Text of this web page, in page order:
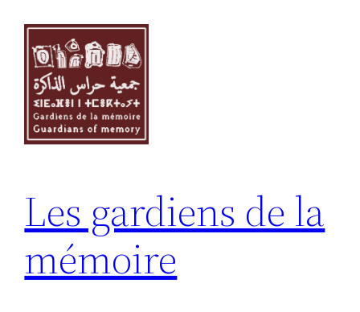
content
Les gardiens de la
mémoire